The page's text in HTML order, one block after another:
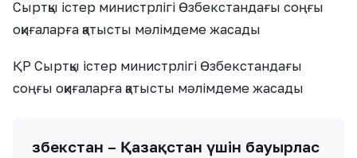
​​Сыртқы істер министрлігі Өзбекстандағы соңғы
оқиғаларға қатысты мәлімдеме жасады
ҚР Сыртқы істер министрлігі Өзбекстандағы
соңғы оқиғаларға қатысты мәлімдеме жасады
Өзбекстан – Қазақстан үшін бауырлас